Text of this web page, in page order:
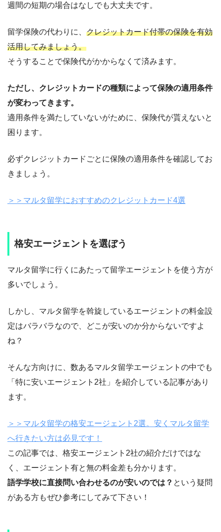
週間の短期の場合はなしでも大丈夫です。
留学保険の代わりに、 クレジットカード付帯の保険を有効
活用してみましょう。
そうすることで保険代がかからなくて済みます。
ただし、クレジットカードの種類によって保険の適用条件
が変わってきます。
適用条件を満たしていないがために、保険代が貰えないと
困ります。
必ずクレジットカードごとに保険の適用条件を確認してお
きましょう。
＞＞マルタ留学におすすめのクレジットカード4選
格安エージェントを選ぼう
マルタ留学に行くにあたって留学エージェントを使う方が
多いでしょう。
しかし、マルタ留学を斡旋しているエージェントの料金設
定はバラバラなので、どこが安いのか分からないですよ
ね？
そんな方向けに、数あるマルタ留学エージェントの中でも
「特に安いエージェント2社」を紹介している記事があり
ます。
＞＞マルタ留学の格安エージェント2選。安くマルタ留学
へ行きたい方は必見です！
この記事では、格安エージェント2社の紹介だけではな
く、エージェント有と無の料金差も分かります。
語学学校に直接問い合わせるのが安いのでは？ という疑問
がある方もぜひ参考にしてみて下さい！